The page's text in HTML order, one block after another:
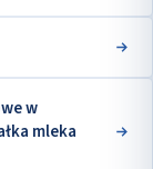
w
mleka